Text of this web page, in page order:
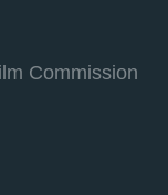
Commission